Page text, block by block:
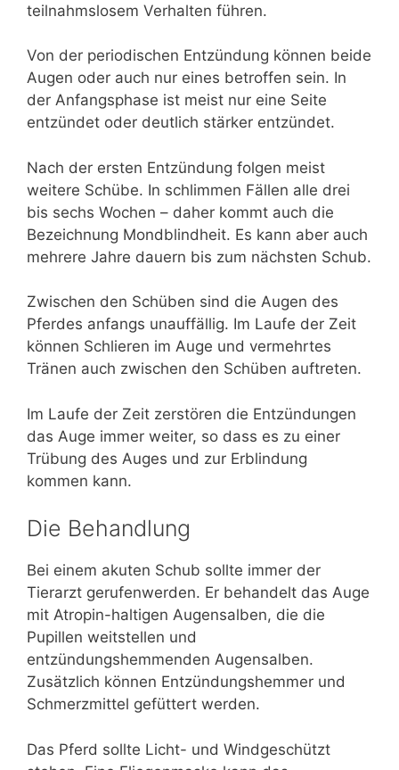
teilnahmslosem Verhalten führen.
Von der periodischen Entzündung können beide
Augen oder auch nur eines betroffen sein. In
der Anfangsphase ist meist nur eine Seite
entzündet oder deutlich stärker entzündet.
Nach der ersten Entzündung folgen meist
weitere Schübe. In schlimmen Fällen alle drei
bis sechs Wochen – daher kommt auch die
Bezeichnung Mondblindheit. Es kann aber auch
mehrere Jahre dauern bis zum nächsten Schub.
Zwischen den Schüben sind die Augen des
Pferdes anfangs unauffällig. Im Laufe der Zeit
können Schlieren im Auge und vermehrtes
Tränen auch zwischen den Schüben auftreten.
Im Laufe der Zeit zerstören die Entzündungen
das Auge immer weiter, so dass es zu einer
Trübung des Auges und zur Erblindung
kommen kann.
Die Behandlung
Bei einem akuten Schub sollte immer der
Tierarzt gerufenwerden. Er behandelt das Auge
mit Atropin-haltigen Augensalben, die die
Pupillen weitstellen und
entzündungshemmenden Augensalben.
Zusätzlich können Entzündungshemmer und
Schmerzmittel gefüttert werden.
Das Pferd sollte Licht- und Windgeschützt